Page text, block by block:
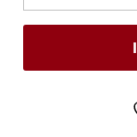
inkl.
Verschlüssen,
140x65x(H)50mm